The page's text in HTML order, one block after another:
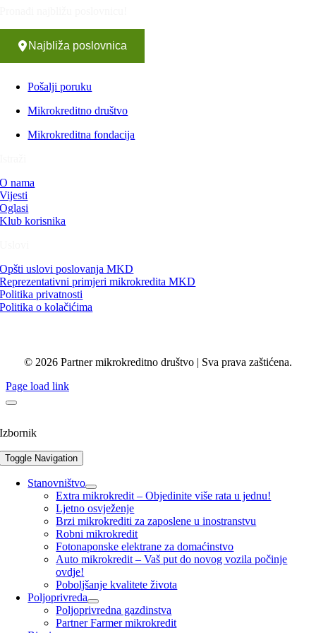
Najbliža poslovnica
Pošalji poruku
Mikrokreditno društvo
Mikrokreditna fondacija
O nama
Vijesti
Oglasi
Klub korisnika
Opšti uslovi poslovanja MKD
Reprezentativni primjeri mikrokredita MKD
Politika privatnosti
Politika o kolačićima
© 2026 Partner mikrokreditno društvo | Sva prava zaštićena.
Page load link
Izbornik
Toggle Navigation
Stanovništvo
Extra mikrokredit – Objedinite više rata u jednu!
Ljetno osvježenje
Brzi mikrokrediti za zaposlene u inostranstvu
Robni mikrokredit
Fotonaponske elektrane za domaćinstvo
Auto mikrokredit – Vaš put do novog vozila počinje
ovdje!
Poboljšanje kvalitete života
Poljoprivreda
Poljoprivredna gazdinstva
Partner Farmer mikrokredit